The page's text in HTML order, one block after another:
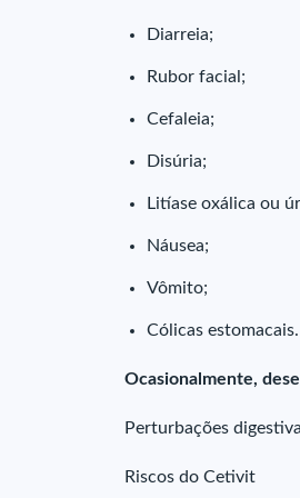
Diarreia;
Rubor facial;
Cefaleia;
Disúria;
Litíase oxálica ou
Náusea;
Vômito;
Cólicas estomacais.
Ocasionalmente,
Perturbações
Riscos do Cetivit